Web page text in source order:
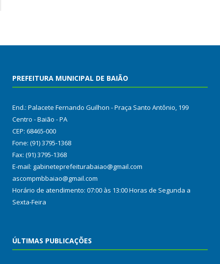
PREFEITURA MUNICIPAL DE BAIÃO
End.: Palacete Fernando Guilhon - Praça Santo Antônio, 199
Centro - Baião - PA
CEP: 68465-000
Fone: (91) 3795-1368
Fax: (91) 3795-1368
E-mail: gabineteprefeiturabaiao@gmail.com
ascompmbbaiao@gmail.com
Horário de atendimento: 07:00 às 13:00 Horas de Segunda a
Sexta-Feira
ÚLTIMAS PUBLICAÇÕES